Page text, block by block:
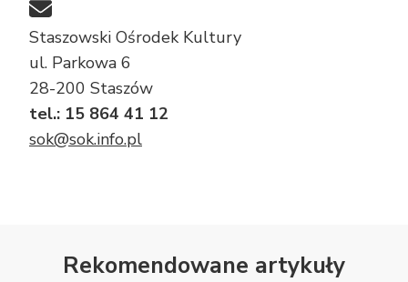
Staszowski Ośrodek Kultury
ul. Parkowa 6
28-200 Staszów
tel.: 15 864 41 12
sok@sok.info.pl
Rekomendowane artykuły